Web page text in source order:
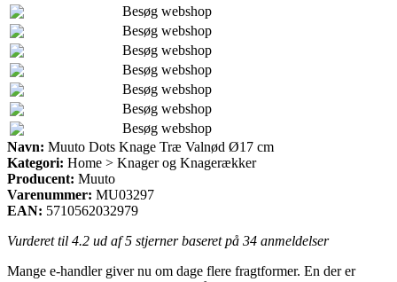
Besøg webshop
Besøg webshop
Besøg webshop
Besøg webshop
Besøg webshop
Besøg webshop
Besøg webshop
Navn: Muuto Dots Knage Træ Valnød Ø17 cm
Kategori: Home > Knager og Knagerækker
Producent: Muuto
Varenummer: MU03297
EAN: 5710562032979
Vurderet til 4.2 ud af 5 stjerner baseret på 34 anmeldelser
Mange e-handler giver nu om dage flere fragtformer. En der er